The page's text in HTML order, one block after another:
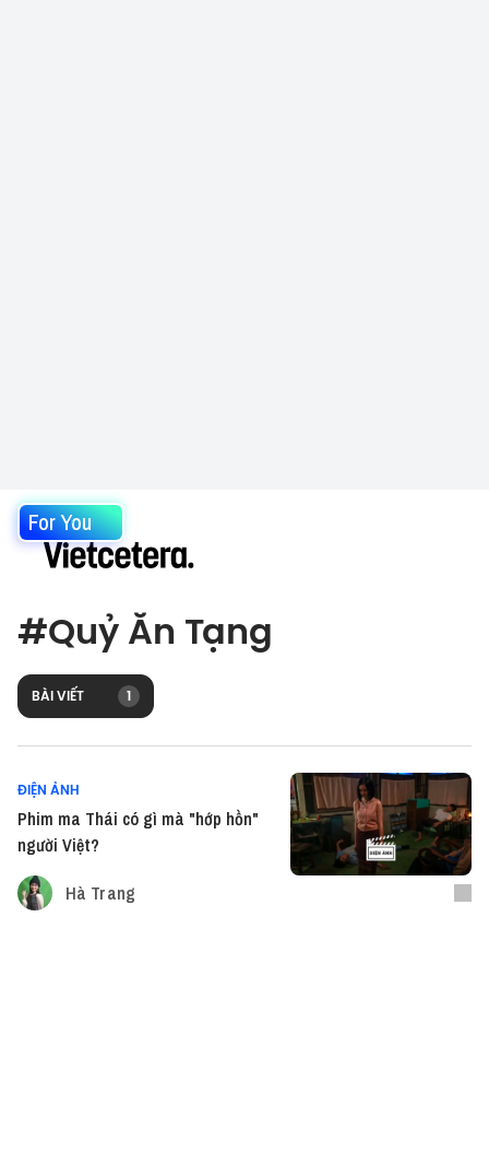
For You
#Quỷ Ăn Tạng
BÀI VIẾT 1
ĐIỆN ẢNH
Phim ma Thái có gì mà "hớp hồn"
người Việt?
Hà Trang